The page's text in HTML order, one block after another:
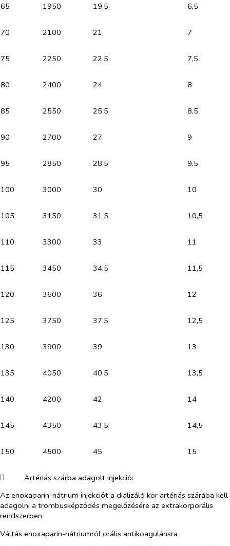
65 1950 19,5 6,5
70 2100 21 7
75 2250 22,5 7,5
80 2400 24 8
85 2550 25,5 8,5
90 2700 27 9
95 2850 28,5 9,5
100 3000 30 10
105 3150 31,5 10,5
110 3300 33 11
115 3450 34,5 11,5
120 3600 36 12
125 3750 37,5 12,5
130 3900 39 13
135 4050 40,5 13,5
140 4200 42 14
145 4350 43,5 14,5
150 4500 45 15
​
Artériás szárba adagolt injekció:
Az enoxaparin-nátrium injekciót a dializáló kör artériás szárába kell
adagolni a trombusképződés megelőzésére az extrakorporális
rendszerben.
Váltás enoxaparin-nátriumról orális antikoagulánsra